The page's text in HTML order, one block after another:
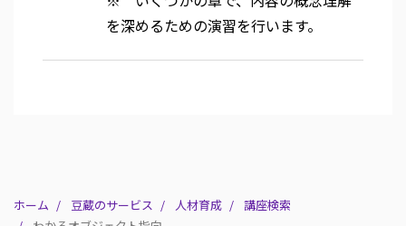
を深めるための演習を行います。
ホーム 豆蔵のサービス 人材育成
講座検索